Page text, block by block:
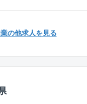
能性などを考慮しながら、
成・確認申請等を行いま
年間のOJT研修を通じて
験
インテリア業界でのご経
の他求人を見る